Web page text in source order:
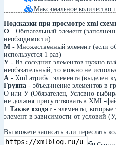
Максимальное количество
Подсказки при просмотре xml
О - Обязательный элемент
необходимости)
М - Множественный элемент (если
используется 1 раз)
У - Из соседних элементов нужно
необязательный, то можно не
А - Xml атрибут элемента (выделен
Группа - объединение элементов в
О или У (Обязателен, Условно-
не должна присутствовать в XML-
+ Также входят - элементы, которые
элемент в зависимости от условий
Вы можете записать или переслать